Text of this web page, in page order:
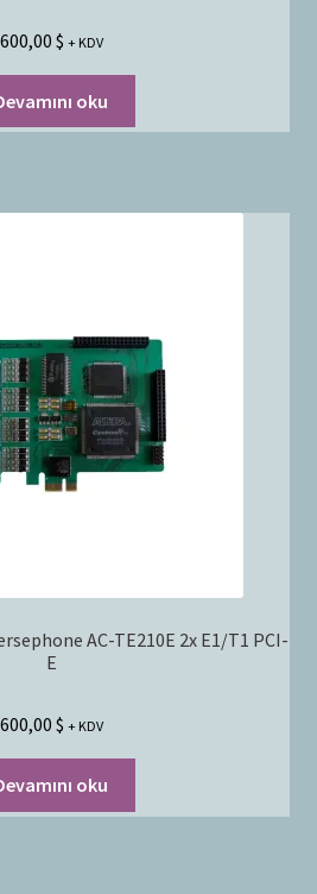
600,00 $ + KDV
oku
AC-TE210E 2x E1/T1 PCI-
E
600,00 $ + KDV
oku